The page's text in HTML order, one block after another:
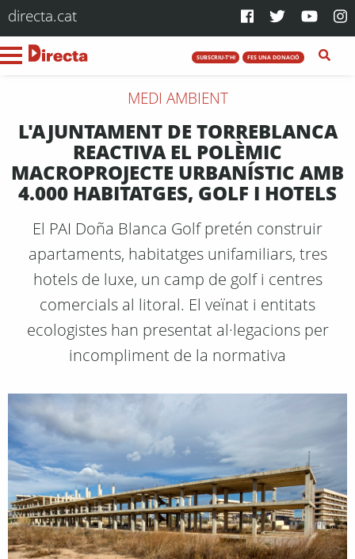
directa.cat
SUBSCRIU-T'HI FES UNA DONACIÓ
MEDI AMBIENT
L'AJUNTAMENT DE TORREBLANCA
REACTIVA EL POLÈMIC
MACROPROJECTE URBANÍSTIC AMB
4.000 HABITATGES, GOLF I HOTELS
El PAI Doña Blanca Golf pretén construir
apartaments, habitatges unifamiliars, tres
hotels de luxe, un camp de golf i centres
comercials al litoral. El veïnat i entitats
ecologistes han presentat al·legacions per
incompliment de la normativa